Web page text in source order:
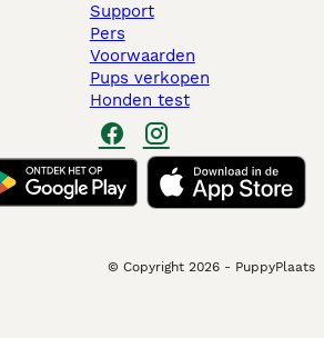
Support
Pers
Voorwaarden
Pups verkopen
Honden test
© Copyright 2026 - PuppyPlaats